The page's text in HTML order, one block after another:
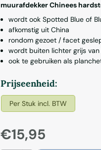
muurafdekker Chinees
wordt ook Spotted Blue of
afkomstig uit China
rondom gezoet / facet
wordt buiten lichter grijs van
ook te gebruiken als
Maak een keuze voor
Prijseenheid:
Per Stuk incl. BTW
€15,95